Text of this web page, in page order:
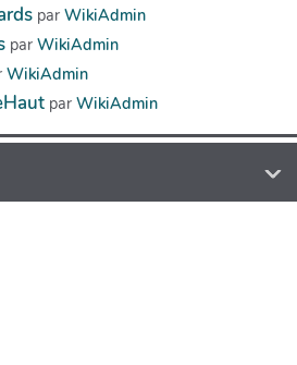
par WikiAdmin
par WikiAdmin
WikiAdmin
par WikiAdmin